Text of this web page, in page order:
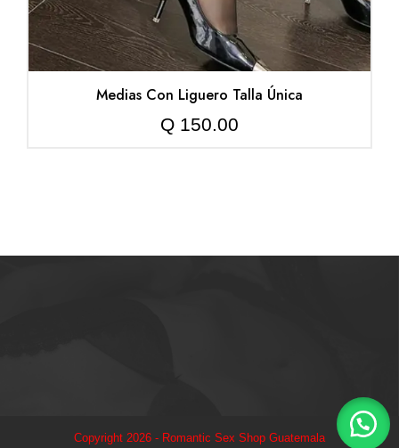
Medias Con Liguero Talla Única
Q 150.00
Copyright 2026 - Romantic Sex Shop Guatemala